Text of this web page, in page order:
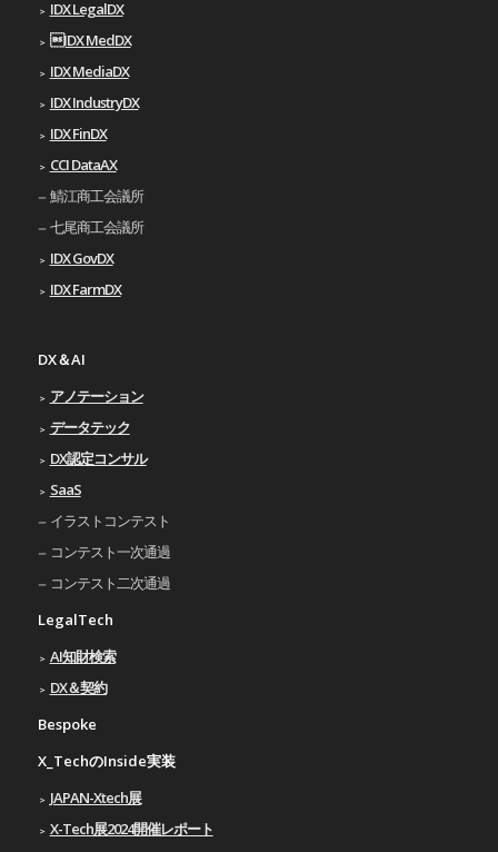
IDX LegalDX
IDX MedDX
IDX MediaDX
IDX IndustryDX
IDX FinDX
CCI DataAX
鯖江商工会議所
七尾商工会議所
IDX GovDX
IDX FarmDX
DX＆AI
アノテーション
データテック
DX認定コンサル
SaaS
イラストコンテスト
コンテスト一次通過
コンテスト二次通過
LegalTech
AI知財検索
DX＆契約
Bespoke
X_TechのInside実装
JAPAN-Xtech展
X-Tech展2024開催レポート